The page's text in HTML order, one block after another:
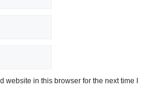
website in this browser for the next time I